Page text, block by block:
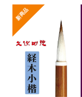
新商品